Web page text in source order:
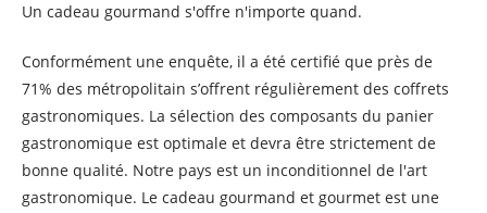
Un cadeau gourmand s'offre n'importe quand.
Conformément une enquête, il a été certifié que près de
71% des métropolitain s’offrent régulièrement des coffrets
gastronomiques. La sélection des composants du panier
gastronomique est optimale et devra être strictement de
bonne qualité. Notre pays est un inconditionnel de l'art
gastronomique. Le cadeau gourmand et gourmet est une